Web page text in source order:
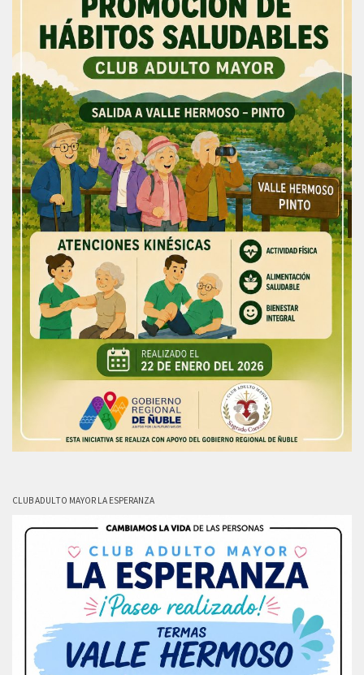
CLUB ADULTO MAYOR LA ESPERANZA